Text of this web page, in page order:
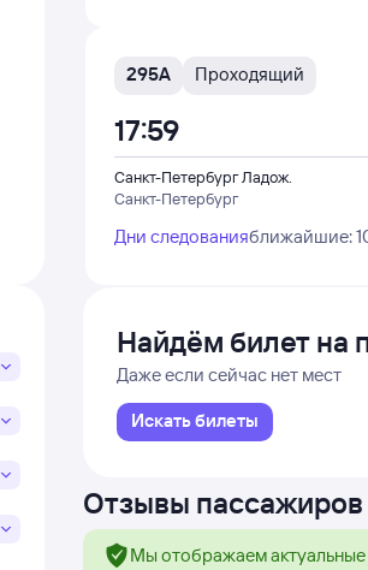
295А Проходящий
Санкт-Петербург Ладож.
Санкт-Петербург
17:59
Дни следованияближайшие:
Найдём билет на
Даже если сейчас нет мест
Искать билеты
Отзывы пассажиров
Мы отображаем